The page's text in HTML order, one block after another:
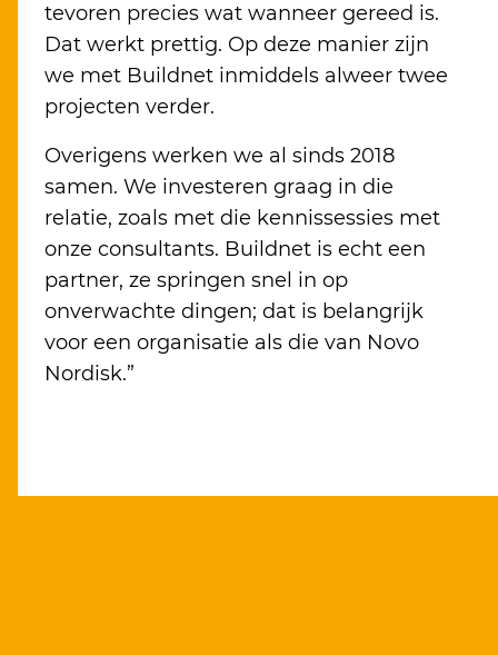
tevoren precies wat wanneer gereed is.
Dat werkt prettig. Op deze manier zijn
we met Buildnet inmiddels alweer twee
projecten verder.
Overigens werken we al sinds 2018
samen. We investeren graag in die
relatie, zoals met die kennissessies met
onze consultants. Buildnet is echt een
partner, ze springen snel in op
onverwachte dingen; dat is belangrijk
voor een organisatie als die van Novo
Nordisk.”